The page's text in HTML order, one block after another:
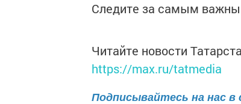
Следите за самым
Читайте новости
https://max.ru/tatmedia
Подписывайтесь на нас в